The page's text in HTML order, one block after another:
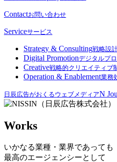
Contactお問い合わせ
Serviceサービス
Strategy & Consulting戦略設
Digital Promotionデジタルプ
Creative戦略的クリエイティブ
Operation & Enablement業務
日辰広告がおくるウェブメディアN
Works
いかなる業種・業界であっても
最高のエージェンシーとして